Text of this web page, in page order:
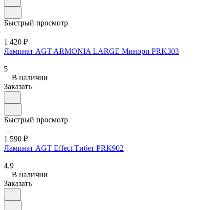
Быстрый просмотр
1 420 ₽
Ламинат AGT ARMONIA LARGE Минори PRK303
5
В наличии
Заказать
Быстрый просмотр
1 590 ₽
Ламинат AGT Effect Тибет PRK902
4.9
В наличии
Заказать